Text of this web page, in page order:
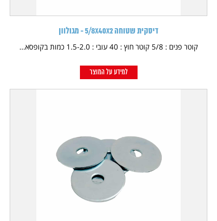
דיסקית שטוחה 5/8X40X2 - מגולוון
קוטר פנים : 5/8 קוטר חוץ : 40 עובי : 1.5-2.0 כמות בקופסא...
למידע על המוצר